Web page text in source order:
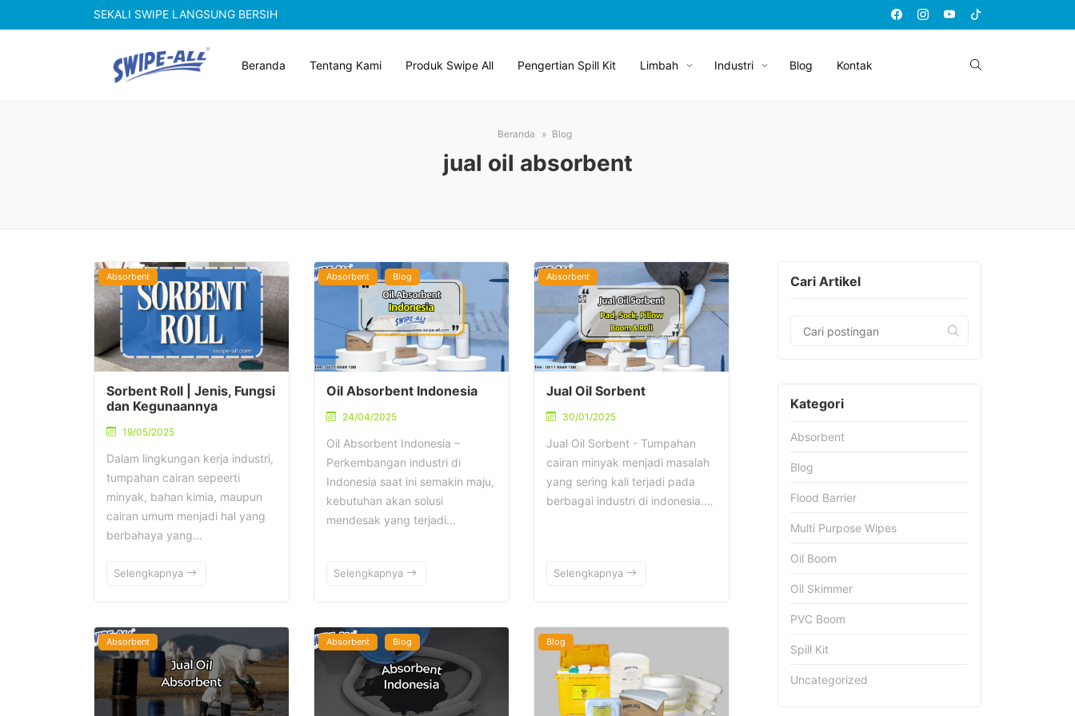
SEKALI SWIPE LANGSUNG BERSIH
Beranda Tentang Kami Produk Swipe All Pengertian Spill Kit Limbah Industri Blog Kontak
Beranda Blog
jual oil absorbent
Absorbent
Sorbent Roll | Jenis, Fungsi
dan Kegunaannya
19/05/2025
Dalam lingkungan kerja industri,
tumpahan cairan sepeerti
minyak, bahan kimia, maupun
cairan umum menjadi hal yang
berbahaya yang…
Selengkapnya
Absorbent Blog
Oil Absorbent Indonesia
24/04/2025
Oil Absorbent Indonesia –
Perkembangan industri di
Indonesia saat ini semakin maju,
kebutuhan akan solusi
mendesak yang terjadi…
Selengkapnya
Absorbent
Jual Oil Sorbent
30/01/2025
Jual Oil Sorbent - Tumpahan
cairan minyak menjadi masalah
yang sering kali terjadi pada
berbagai industri di indonesia.…
Selengkapnya
Absorbent Absorbent Blog Blog
Cari Artikel
Kategori
Absorbent
Blog
Flood Barrier
Multi Purpose Wipes
Oil Boom
Oil Skimmer
PVC Boom
Spill Kit
Uncategorized